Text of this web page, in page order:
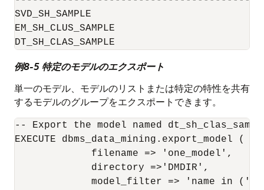
SVD_SH_SAMPLE
EM_SH_CLUS_SAMPLE
DT_SH_CLAS_SAMPLE
例8-5 特定のモデルのエクスポート
単一のモデル、モデルのリストまたは特定の特性を共有
するモデルのグループをエクスポートできます。
-- Export the model named
EXECUTE dbms_data_mining.export_model (
             filename => 'one_model',
             directory =>'DMDIR',
model_filter => 'name in